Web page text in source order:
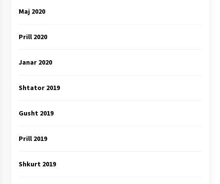
Maj 2020
Prill 2020
Janar 2020
Shtator 2019
Gusht 2019
Prill 2019
Shkurt 2019